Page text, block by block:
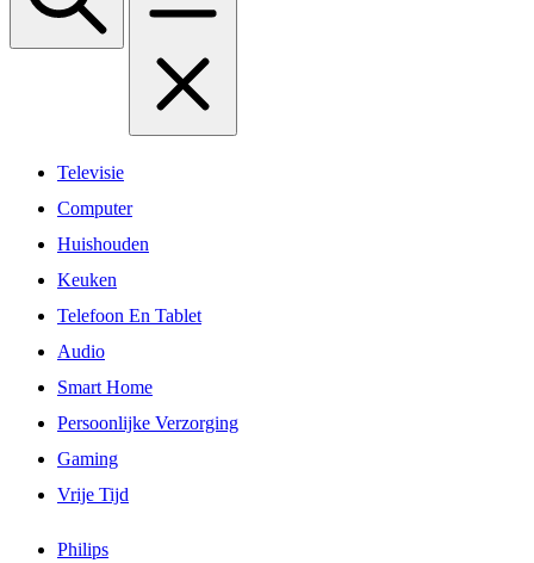
Televisie
Computer
Huishouden
Keuken
Telefoon En Tablet
Audio
Smart Home
Persoonlijke Verzorging
Gaming
Vrije Tijd
Philips